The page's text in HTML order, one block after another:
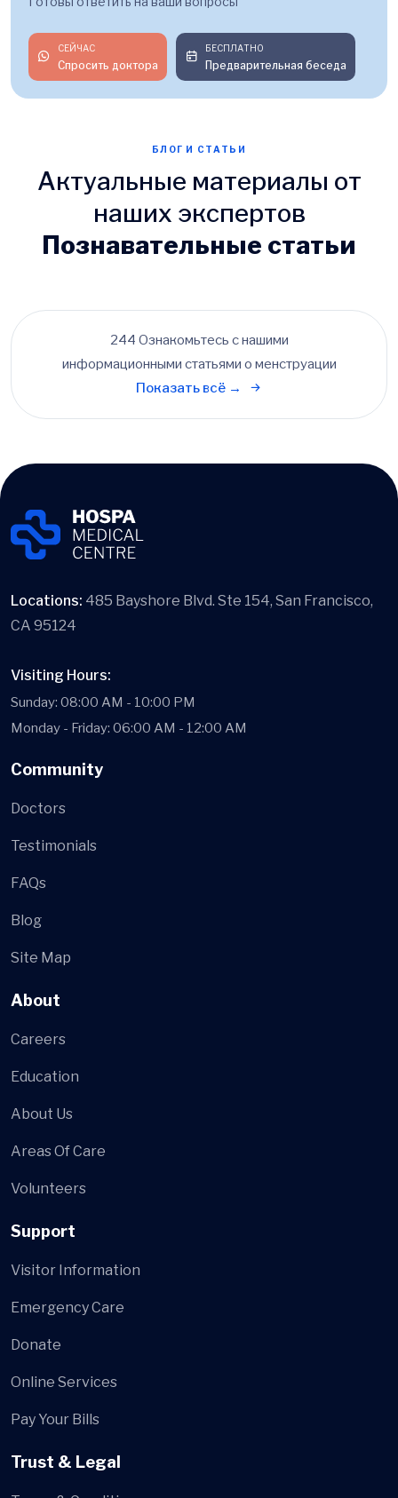
СЕЙЧАС
Спросить доктора
БЕСПЛАТНО
Предварительная беседа
БЛОГ И СТАТЬИ
Актуальные материалы от
наших экспертов
Познавательные статьи
244 Ознакомьтесь с нашими
информационными статьями о менструации
Показать всё →
Locations: 485 Bayshore Blvd. Ste 154, San Francisco,
CA 95124
Visiting Hours:
Sunday: 08:00 AM - 10:00 PM
Monday - Friday: 06:00 AM - 12:00 AM
Community
Doctors
Testimonials
FAQs
Blog
Site Map
About
Careers
Education
About Us
Areas Of Care
Volunteers
Support
Visitor Information
Emergency Care
Donate
Online Services
Pay Your Bills
Trust & Legal